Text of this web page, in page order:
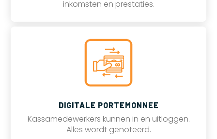
inkomsten en prestaties.
DIGITALE PORTEMONNEE
Kassamedewerkers kunnen in en uitloggen.
Alles wordt genoteerd.